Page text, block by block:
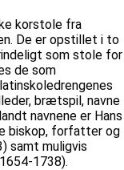
korstole fra
De er opstillet i to
som stole for
de som
brætspil, navne
navnene er Hans
biskop, forfatter og
samt muligvis
1738).